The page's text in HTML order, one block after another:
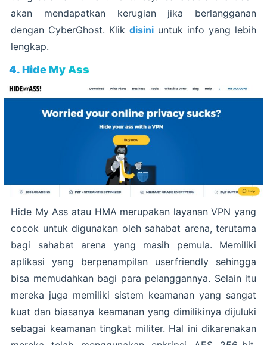
akan mendapatkan kerugian jika berlangganan
dengan CyberGhost. Klik disini untuk info yang lebih
lengkap.
4. Hide My Ass
Hide My Ass atau HMA merupakan layanan VPN yang
cocok untuk digunakan oleh sahabat arena, terutama
bagi sahabat arena yang masih pemula. Memiliki
aplikasi yang berpenampilan userfriendly sehingga
bisa memudahkan bagi para pelanggannya. Selain itu
mereka juga memiliki sistem keamanan yang sangat
kuat dan biasanya keamanan yang dimilikinya dijuluki
sebagai keamanan tingkat militer. Hal ini dikarenakan